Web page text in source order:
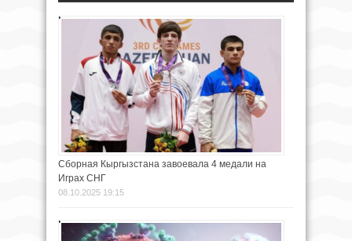
Сборная Кыргызстана завоевала 4 медали на
Играх СНГ
08.10.2025 19:15